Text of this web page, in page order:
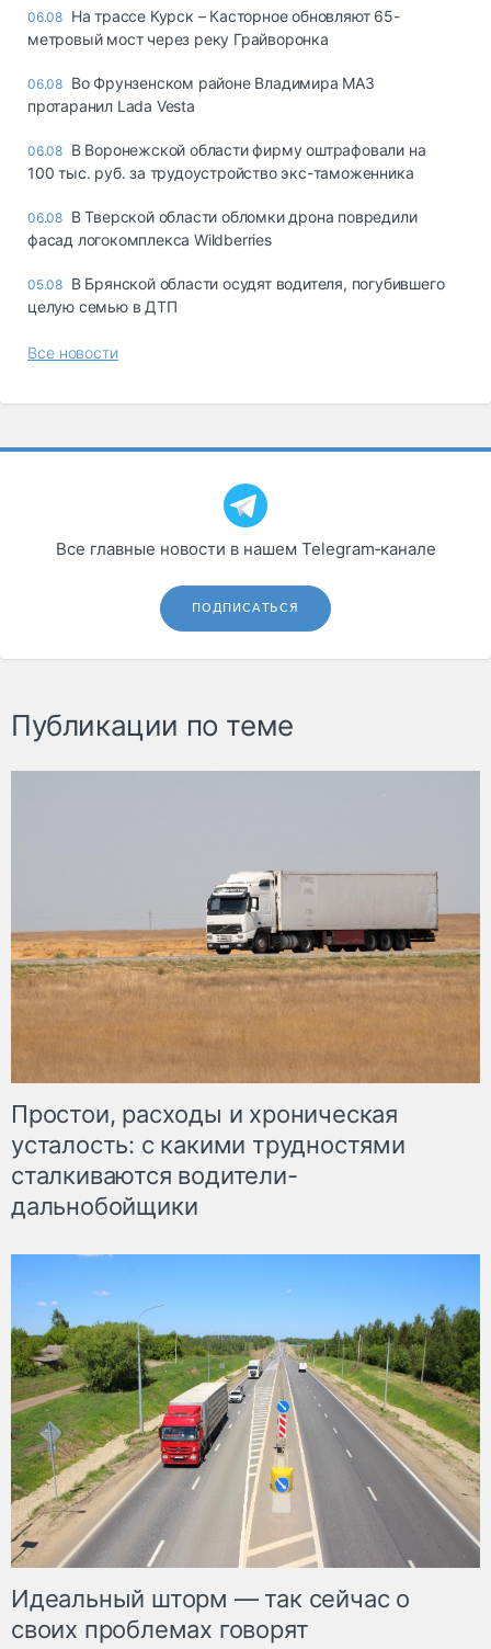
06.08 На трассе Курск – Касторное обновляют 65-
метровый мост через реку Грайворонка
06.08 Во Фрунзенском районе Владимира МАЗ
протаранил Lada Vesta
06.08 В Воронежской области фирму оштрафовали на
100 тыс. руб. за трудоустройство экс-таможенника
06.08 В Тверской области обломки дрона повредили
фасад логокомплекса Wildberries
05.08 В Брянской области осудят водителя, погубившего
целую семью в ДТП
Все новости
Все главные новости в нашем Telegram‑канале
ПОДПИСАТЬСЯ
Публикации по теме
Простои, расходы и хроническая
усталость: с какими трудностями
сталкиваются водители-
дальнобойщики
Идеальный шторм — так сейчас о
своих проблемах говорят